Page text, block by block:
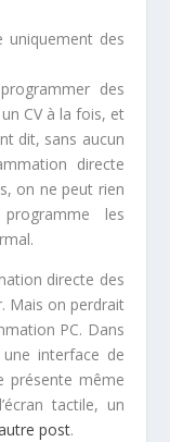
uniquement des
des
CV à la fois, et
dit, sans aucun
directe
on ne peut rien
les
directe des
Mais on perdrait
PC. Dans
une interface de
présente même
tactile, un
post.